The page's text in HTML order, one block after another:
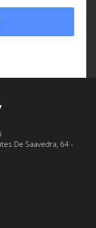
De Saavedra, 64 -